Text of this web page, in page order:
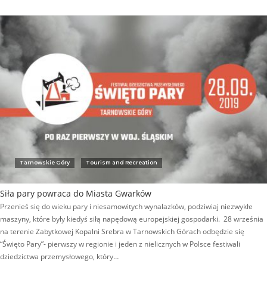
Tarnowskie Góry Tourism and Recreation
Siła pary powraca do Miasta Gwarków
Przenieś się do wieku pary i niesamowitych wynalazków, podziwiaj niezwykłe
maszyny, które były kiedyś siłą napędową europejskiej gospodarki. 28 września
na terenie Zabytkowej Kopalni Srebra w Tarnowskich Górach odbędzie się
“Święto Pary”- pierwszy w regionie i jeden z nielicznych w Polsce festiwali
dziedzictwa przemysłowego, który…